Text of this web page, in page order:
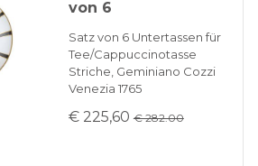
von 6
Satz von 6 Untertassen für
Tee/Cappuccinotasse
Striche, Geminiano Cozzi
Venezia 1765
€ 225,60 € 282.00